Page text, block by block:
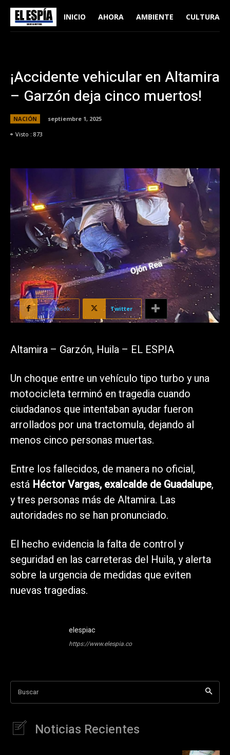
INICIO AHORA AMBIENTE CULTURA
¡Accidente vehicular en Altamira
– Garzón deja cinco muertos!
NACIÓN
septiembre 1, 2025
Visto : 873
Facebook Twitter
Altamira – Garzón, Huila – EL ESPIA
Un choque entre un vehículo tipo turbo y una
motocicleta terminó en tragedia cuando
ciudadanos que intentaban ayudar fueron
arrollados por una tractomula, dejando al
menos cinco personas muertas.
Entre los fallecidos, de manera no oficial,
está Héctor Vargas, exalcalde de Guadalupe,
y tres personas más de Altamira. Las
autoridades no se han pronunciado.
El hecho evidencia la falta de control y
seguridad en las carreteras del Huila, y alerta
sobre la urgencia de medidas que eviten
nuevas tragedias.
elespiac
https://www.elespia.co
Buscar
Noticias Recientes